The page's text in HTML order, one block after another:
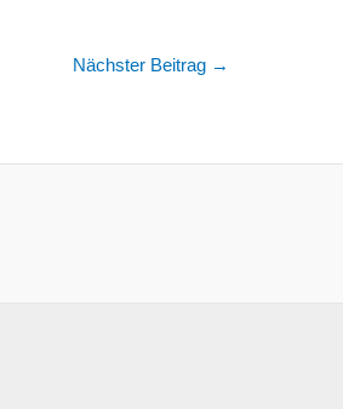
Nächster Beitrag →